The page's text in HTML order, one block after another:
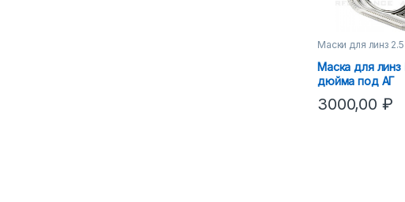
Маски для линз
Маска для
дюйма под АГ
3000,00 ₽